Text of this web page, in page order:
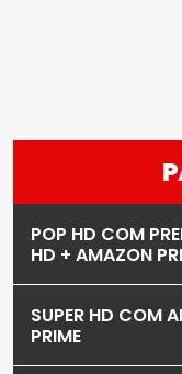
POP HD COM
HD + AMAZON
SUPER HD COM
PRIME